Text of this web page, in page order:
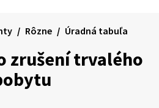
zrušení trvalého
Rôzne Úradná tabuľa